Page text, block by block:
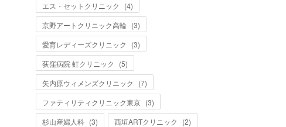
エス・セットクリニック
(4)
京野アートクリニック高輪 (3)
愛育レディーズクリニック
(3)
荻窪病院 虹クリニック
(5)
矢内原ウィメンズクリニック
(7)
ファティリティクリニック東京 (3)
杉山産婦人科 (3) 西垣ARTクリニック (2)